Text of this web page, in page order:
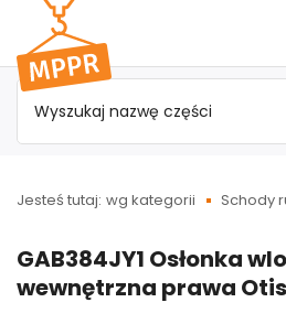
Przejdź do
menu
głównego
Jesteś tutaj: wg kategorii Schody
GAB384JY1 Osłonka
wewnętrzna prawa Otis